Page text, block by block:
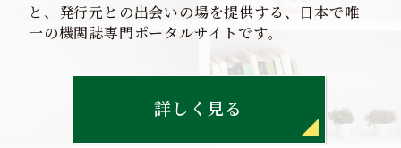
と、発行元との出会いの場を提供する、日本で唯
一の機関誌専門ポータルサイトです。
詳しく見る